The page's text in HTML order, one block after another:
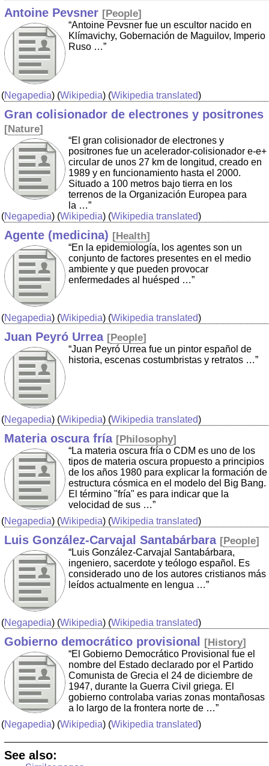
Antoine Pevsner [People]
“Antoine Pevsner fue un escultor nacido en
Klímavichy, Gobernación de Maguilov, Imperio
Ruso …”
(Negapedia) (Wikipedia) (Wikipedia translated)
Gran colisionador de electrones y positrones
[Nature]
“El gran colisionador de electrones y
positrones fue un acelerador-colisionador e-e+
circular de unos 27 km de longitud, creado en
1989 y en funcionamiento hasta el 2000.
Situado a 100 metros bajo tierra en los
terrenos de la Organización Europea para
la …”
(Negapedia) (Wikipedia) (Wikipedia translated)
Agente (medicina) [Health]
“En la epidemiología, los agentes son un
conjunto de factores presentes en el medio
ambiente y que pueden provocar
enfermedades al huésped …”
(Negapedia) (Wikipedia) (Wikipedia translated)
Juan Peyró Urrea [People]
“Juan Peyró Urrea fue un pintor español de
historia, escenas costumbristas y retratos …”
(Negapedia) (Wikipedia) (Wikipedia translated)
Materia oscura fría [Philosophy]
“La materia oscura fría o CDM es uno de los
tipos de materia oscura propuesto a principios
de los años 1980 para explicar la formación de
estructura cósmica en el modelo del Big Bang.
El término "fría" es para indicar que la
velocidad de sus …”
(Negapedia) (Wikipedia) (Wikipedia translated)
Luis González-Carvajal Santabárbara [People]
“Luis González-Carvajal Santabárbara,
ingeniero, sacerdote y teólogo español. Es
considerado uno de los autores cristianos más
leídos actualmente en lengua …”
(Negapedia) (Wikipedia) (Wikipedia translated)
Gobierno democrático provisional [History]
“El Gobierno Democrático Provisional fue el
nombre del Estado declarado por el Partido
Comunista de Grecia el 24 de diciembre de
1947, durante la Guerra Civil griega. El
gobierno controlaba varias zonas montañosas
a lo largo de la frontera norte de …”
(Negapedia) (Wikipedia) (Wikipedia translated)
See also: